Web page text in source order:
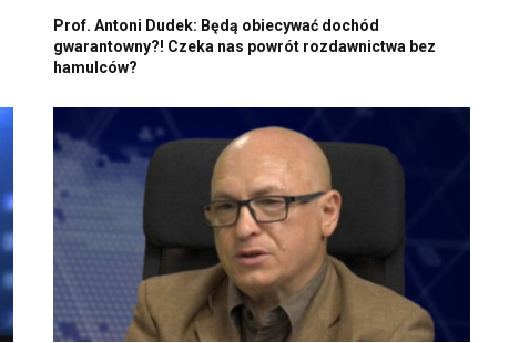
Marek Skowroński: Ile medycyny jest w medycynie? Ile
ekologii w ekologach?